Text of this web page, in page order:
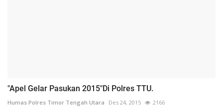
"Apel Gelar Pasukan 2015"Di Polres TTU.
Humas Polres Timor Tengah Utara Des 24, 2015 2166